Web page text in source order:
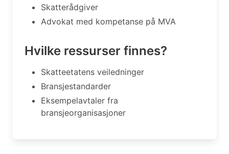
Skatterådgiver
Advokat med kompetanse på MVA
Hvilke ressurser finnes?
Skatteetatens veiledninger
Bransjestandarder
Eksempelavtaler fra
bransjeorganisasjoner